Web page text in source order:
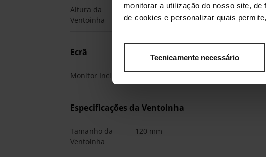
monitorar a utilização do nosso site,
de cookies e personalizar quais
Tecnicamente necessário
Altura da
Ventoinha
28 mm
Ecrã
Monitor Incluído Sim
Especificações da Ventoinha
Tamanho da
Ventoinha
120 mm